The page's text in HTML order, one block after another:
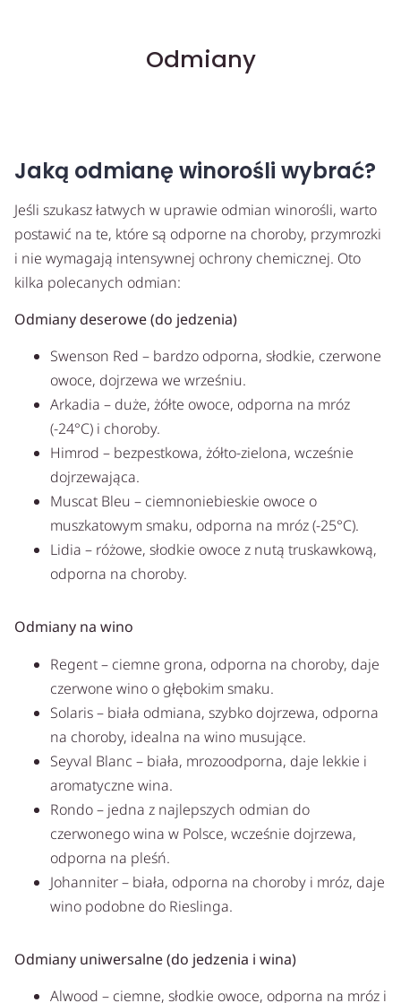
Odmiany
Jaką odmianę winorośli wybrać?
Jeśli szukasz łatwych w uprawie odmian winorośli, warto
postawić na te, które są odporne na choroby, przymrozki
i nie wymagają intensywnej ochrony chemicznej. Oto
kilka polecanych odmian:
Odmiany deserowe (do jedzenia)
Swenson Red – bardzo odporna, słodkie, czerwone
owoce, dojrzewa we wrześniu.
Arkadia – duże, żółte owoce, odporna na mróz
(-24°C) i choroby.
Himrod – bezpestkowa, żółto-zielona, wcześnie
dojrzewająca.
Muscat Bleu – ciemnoniebieskie owoce o
muszkatowym smaku, odporna na mróz (-25°C).
Lidia – różowe, słodkie owoce z nutą truskawkową,
odporna na choroby.
Odmiany na wino
Regent – ciemne grona, odporna na choroby, daje
czerwone wino o głębokim smaku.
Solaris – biała odmiana, szybko dojrzewa, odporna
na choroby, idealna na wino musujące.
Seyval Blanc – biała, mrozoodporna, daje lekkie i
aromatyczne wina.
Rondo – jedna z najlepszych odmian do
czerwonego wina w Polsce, wcześnie dojrzewa,
odporna na pleśń.
Johanniter – biała, odporna na choroby i mróz, daje
wino podobne do Rieslinga.
Odmiany uniwersalne (do jedzenia i wina)
Alwood – ciemne, słodkie owoce, odporna na mróz i